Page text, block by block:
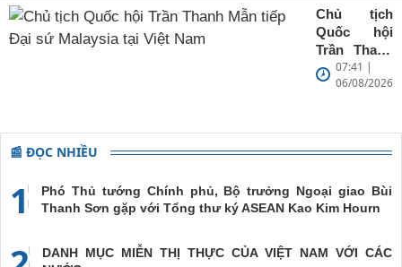
biệt
Chủ tịch
Quốc hội
Trần Thanh
Mẫn tiếp
Đại sứ
07:41 |
06/08/2026
📰 ĐỌC NHIỀU
1
Phó Thủ tướng Chính phủ, Bộ trưởng Ngoại giao Bùi
Thanh Sơn gặp với Tổng thư ký ASEAN Kao Kim Hourn
DANH MỤC MIỄN THỊ THỰC CỦA VIỆT NAM VỚI CÁC